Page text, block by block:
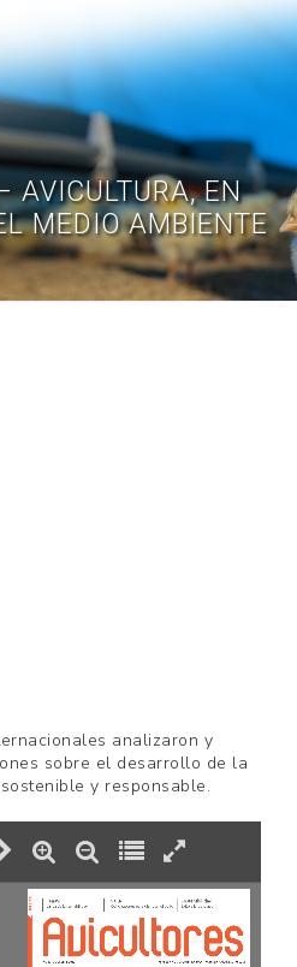
Contrataciones
Inicia Sesión
AVICULTURA, EN
MEDIO AMBIENTE
analizaron y
sobre el desarrollo de la
y responsable.